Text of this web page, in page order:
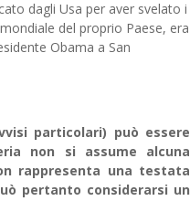
dagli Usa per aver svelato i
del proprio Paese, era
Obama a San
particolari) può essere
non si assume alcuna
rappresenta una testata
pertanto considerarsi un